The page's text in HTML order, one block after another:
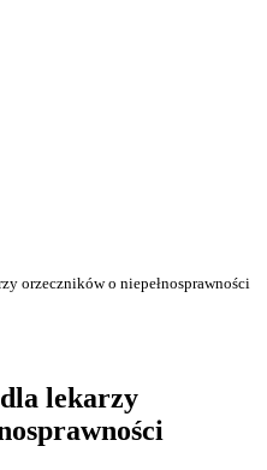
orzeczników o niepełnosprawności
lekarzy